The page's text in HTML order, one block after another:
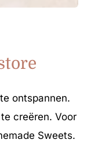
ontspannen.
creëren. Voor
Sweets.